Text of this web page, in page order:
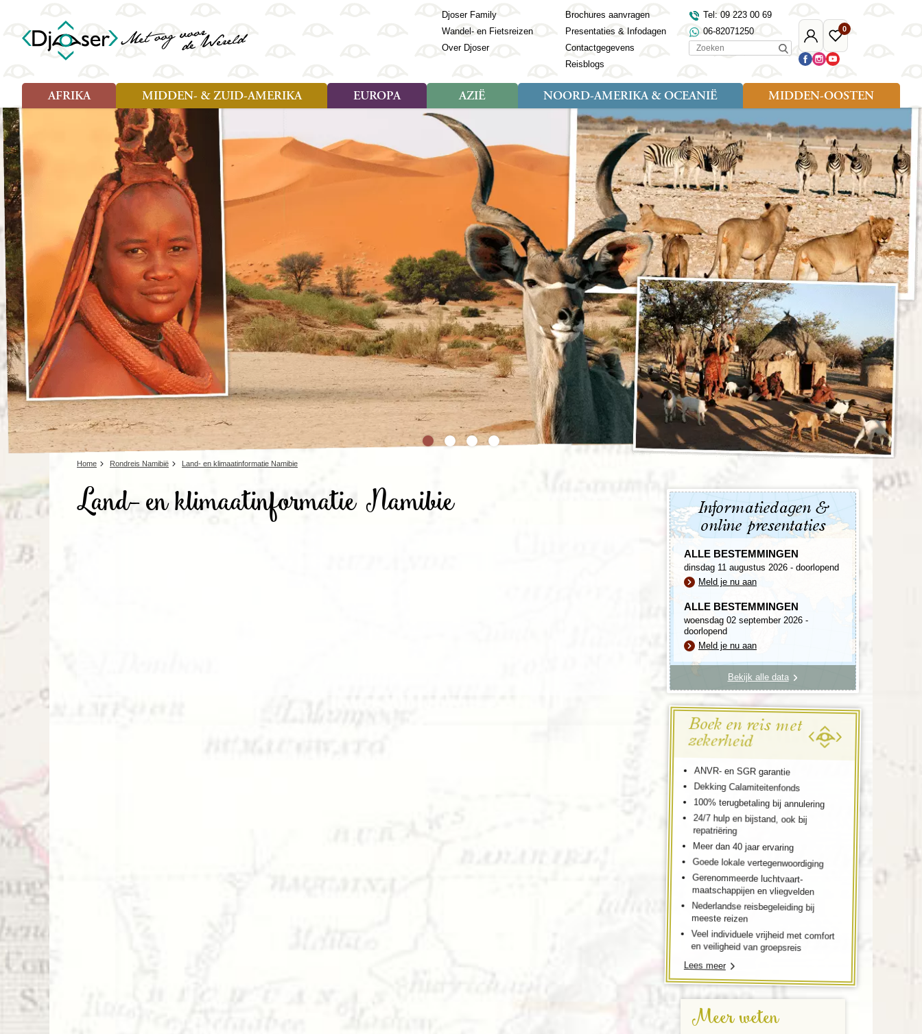
Mijn
Djoser
0
Favoriete
reizen
Djoser Family
Wandel- en Fietsreizen
Over Djoser
Brochures aanvragen
Presentaties & Infodagen
Contactgegevens
Reisblogs
Tel: 09 223 00 69
06-82071250
Zoeken
AFRIKA
Nieuwe reizen
Voodoo in Benin en Togo, 16
Landen
Angola
Benin
Botswana
Egypte
Ghana
Kaapverdië
Madagaskar
Malawi
Marokko
Mauritius
Mozambique
Namibië
Sao Tomé en Principe
Zanzibar
Zimbabwe
Zuid-Afrika
MIDDEN- & ZUID-AMERIKA
Soort reizen
Rondreis (25)
Familiereis (10)
Fietsreis (1)
Cultuur (9)
Natuur (13)
Amazone
Argentinië
Brazilië
Ecuador
El Salvador
Galapagos
Guatemala
Suriname
EUROPA
Rondreis (28)
Familiereis (11)
Fietsreis (8)
Albanië
Andorra
Armenië
Azerbeidzjan
Azoren
Balkan
Baltische Staten
Bosnië en Herzegovina
Bulgarije
Engeland
Estland
Finland
Frankrijk
Georgië
Griekenland
IJsland
Ierland
Italië
Kaapverdië
Kosovo
Kroatië
Lapland
Letland
Litouwen
Madeira
Montenegro
Noord-Macedonië
Noorwegen
Polen
Portugal
Roemenië
Sardinië
Schotland
Servië
Spanje
Turkije
Verenigd Koninkrijk
Wales
AZIË
Soort reizen
Rondreis (57)
Familiereis (22)
Fietsreis (3)
Cultuur (28)
Natuur (16)
Nieuwe reizen
Rondreis China & Tibet, 42
dagen
Rondreis Sulawesi &
Molukken, 22 dagen
Landen
Bangladesh
Bhutan
Cambodja
China
Filipijnen
India
Indochina
Indonesië
Japan
Jordanië
Kazachstan
Kirgizië
Laos
Malediven
Maleisië
Mongolië
Nepal
Oezbekistan
Singapore
Sri Lanka
Taiwan
Thailand
Tibet
Turkmenistan
Vietnam
Zijderoute
Zuid-Korea
NOORD-AMERIKA & OCEANIË
Rondreis (7)
Familiereis (2)
Landen
Alaska
Australië
Canada
Nieuw-Zeeland
Verenigde Staten
MIDDEN-OOSTEN
Soort reizen
Rondreis (18)
Familiereis (9)
Fietsreis (1)
Wandelreis (3)
Cultuur (8)
Egypte
Jordanië
Marokko
Oman
Saoedi-Arabië
Tunesië
Turkije
Home Rondreis Namibië Land- en klimaatinformatie Namibie
Land- en klimaatinformatie Namibie
Informatiedagen &
online presentaties
ALLE BESTEMMINGEN
dinsdag 11 augustus 2026 - doorlopend
Meld je nu aan
ALLE BESTEMMINGEN
woensdag 02 september 2026 -
doorlopend
Meld je nu aan
Bekijk alle data
Boek en reis met
zekerheid
ANVR- en SGR garantie
Dekking Calamiteitenfonds
100% terugbetaling bij annulering
24/7 hulp en bijstand, ook bij
repatriëring
Meer dan 40 jaar ervaring
Goede lokale vertegenwoordiging
Gerenommeerde luchtvaart-
maatschappijen en vliegvelden
Nederlandse reisbegeleiding bij
meeste reizen
Veel individuele vrijheid met comfort
en veiligheid van groepsreis
Lees meer
Meer weten